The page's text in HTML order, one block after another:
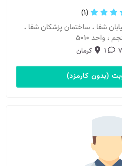
(1)
شفا ، ساختمان پزشکان شفا ،
، واحد ۵۰۱۰
1 کرمان
(بدون کارمزد)